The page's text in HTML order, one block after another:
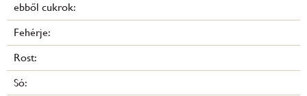
ebből cukrok:
Fehérje:
Rost:
Só: